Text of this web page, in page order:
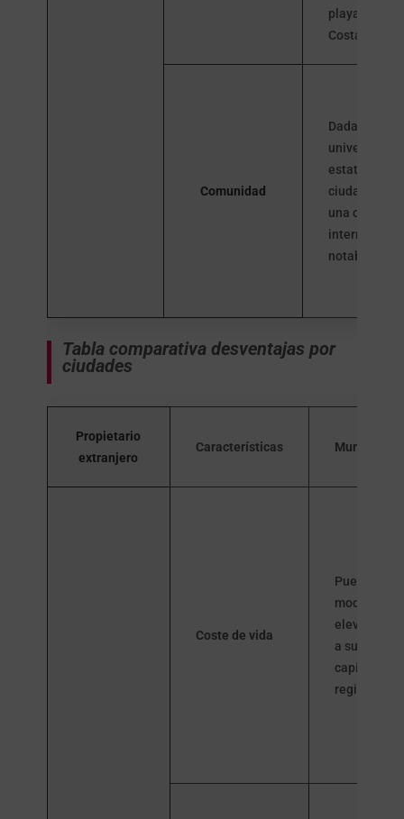
playas de la
Costa Cálida.
Comunidad
Dada su
universidad y
estatus de
ciudad, tiene
una
internacional
notable.
Tabla comparativa desventajas por
ciudades
Propietario
extranjero
Características Murcia
Coste de vida
Puede ser
elevado
a su
capital de la
región.